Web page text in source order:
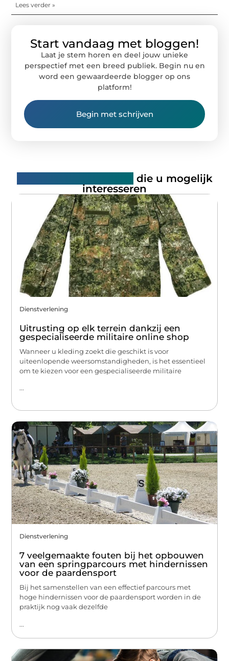
Lees verder »
Start vandaag met bloggen!
Laat je stem horen en deel jouw unieke
perspectief met een breed publiek. Begin nu en
word een gewaardeerde blogger op ons
platform!
Begin met schrijven
die u mogelijk
interesseren
Dienstverlening
Uitrusting op elk terrein dankzij een
gespecialiseerde militaire online shop
Wanneer u kleding zoekt die geschikt is voor
uiteenlopende weersomstandigheden, is het essentieel
om te kiezen voor een gespecialiseerde militaire
...
Dienstverlening
7 veelgemaakte fouten bij het opbouwen
van een springparcours met hindernissen
voor de paardensport
Bij het samenstellen van een effectief parcours met
hoge hindernissen voor de paardensport worden in de
praktijk nog vaak dezelfde
...